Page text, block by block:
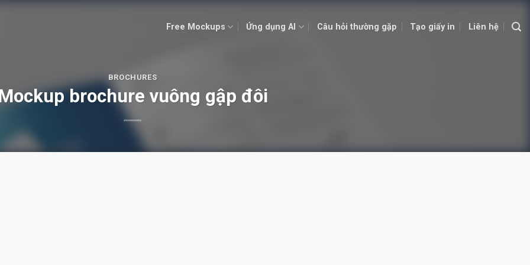
Free Mockups Ứng dụng AI Câu hỏi thường gặp Tạo giấy in Liên hệ
BROCHURES
brochure vuông gập đôi